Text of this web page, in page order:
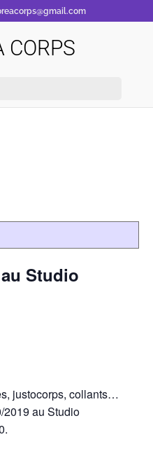
CORPS
Studio
justocorps, collants…
2019 au Studio